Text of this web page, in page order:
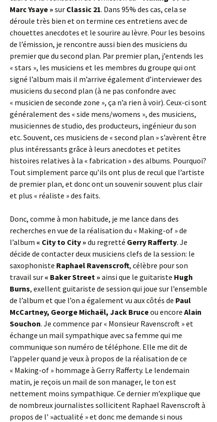
Marc Ysaye » sur Classic 21. Dans 95% des cas, cela se
déroule très bien et on termine ces entretiens avec de
chouettes anecdotes et le sourire au lèvre. Pour les besoins
de l’émission, je rencontre aussi bien des musiciens du
premier que du second plan. Par premier plan, j’entends les
« stars », les musiciens et les membres du groupe qui ont
signé l’album mais il m’arrive également d’interviewer des
musiciens du second plan (à ne pas confondre avec
« musicien de seconde zone », ça n’a rien à voir). Ceux-ci sont
généralement des « side mens/womens », des musiciens,
musiciennes de studio, des producteurs, ingénieur du son
etc. Souvent, ces musiciens de « second plan » s’avèrent être
plus intéressants grâce à leurs anecdotes et petites
histoires relatives à la « fabrication » des albums. Pourquoi?
Tout simplement parce qu’ils ont plus de recul que l’artiste
de premier plan, et donc ont un souvenir souvent plus clair
et plus « réaliste » des faits.
Donc, comme à mon habitude, je me lance dans des
recherches en vue de la réalisation du « Making-of » de
l’album « City to City » du regretté Gerry Rafferty. Je
décide de contacter deux musiciens clefs de la session: le
saxophoniste Raphael Ravenscroft, célèbre pour son
travail sur « Baker Street » ainsi que le guitariste Hugh
Burns, exellent guitariste de session qui joue sur l’ensemble
de l’album et que l’on a également vu aux côtés de Paul
McCartney, George Michaël, Jack Bruceou encore Alain
Souchon. Je commence par « Monsieur Ravenscroft » et
échange un mail sympathique avec sa femme qui me
communique son numéro de téléphone. Elle me dit de
l’appeler quand je veux à propos de la réalisation de ce
« Making-of » hommage à Gerry Rafferty. Le lendemain
matin, je reçois un mail de son manager, le ton est
nettement moins sympathique. Ce dernier m’explique que
de nombreux journalistes sollicitent Raphael Ravenscroft à
propos de l' »actualité » et donc me demande si nous